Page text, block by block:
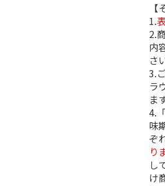
【
1.
2.
内
さ
3.
ラ
ま
4.
味
ぞ
り
し
け